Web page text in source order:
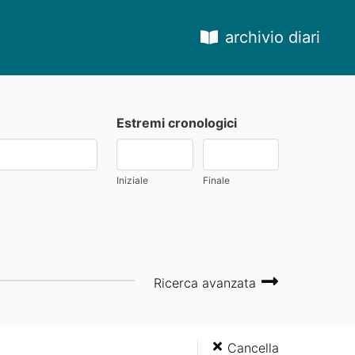
archivio diari
Estremi cronologici
Iniziale Finale
Ricerca avanzata
Cancella